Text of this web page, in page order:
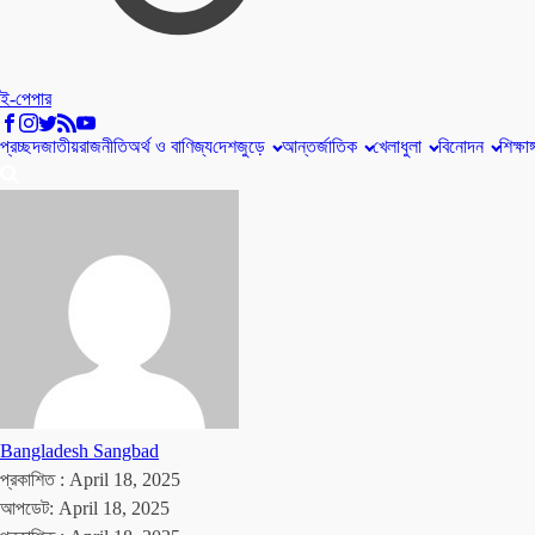
ই-পেপার
প্রচ্ছদজাতীয়রাজনীতিঅর্থ ও বাণিজ্যদেশজুড়ে আন্তর্জাতিক খেলাধুলা বিনোদন
Bangladesh Sangbad
প্রকাশিত : April 18, 2025
আপডেট: April 18, 2025